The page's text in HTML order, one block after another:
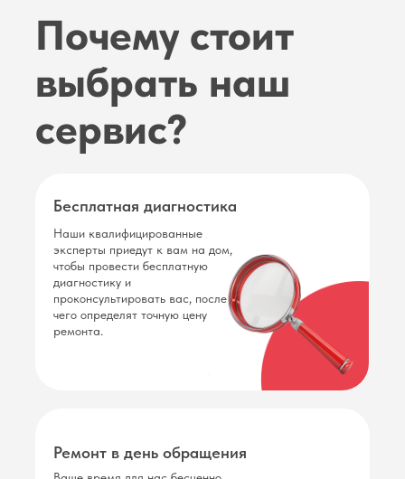
Не включается
от 350 руб.
Бесплатная диагностика
Наши квалифицированные
эксперты приедут к вам на дом,
чтобы провести бесплатную
диагностику и
проконсультировать вас, после
чего определят точную цену
ремонта.
Ремонт в день обращения
Почему стоит
выбрать наш
сервис?